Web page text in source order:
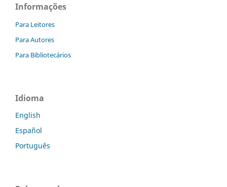
Informações
Para Leitores
Para Autores
Para Bibliotecários
Idioma
English
Español
Português